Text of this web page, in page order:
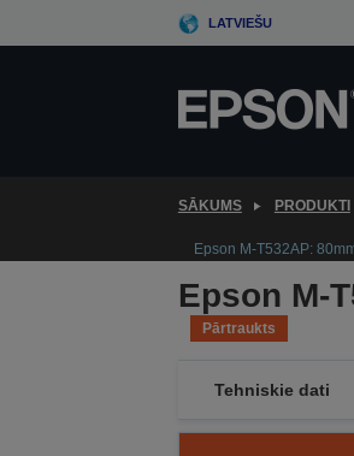
to
LATVIEŠU
SĀKUMS PRODUKTI
Epson M-T532AP:
Epson M-
Pārtraukts
Tehniskie dati